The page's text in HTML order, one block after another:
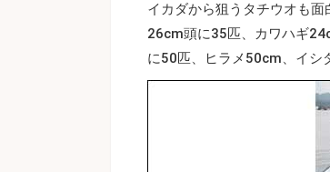
イカダから狙うタチウオも
26cm頭に35匹、カワハギ
に50匹、ヒラメ50cm、イシ